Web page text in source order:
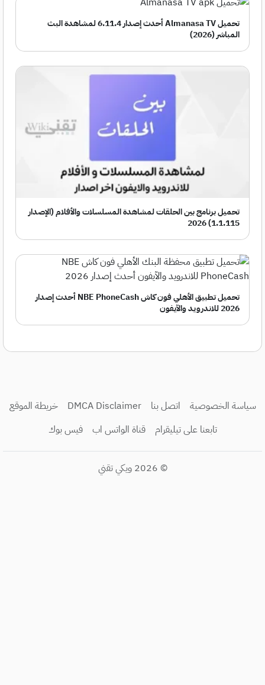
تحميل Almanasa TV أحدث إصدار 6.11.4 لمشاهدة البث
المباشر (2026)
تحميل برنامج بين الحلقات لمشاهدة المسلسلات والأفلام (الإصدار
1.1.115) 2026
تحميل تطبيق الأهلي فون كاش NBE PhoneCash أحدث إصدار
2026 للاندرويد والآيفون
سياسة الخصوصية اتصل بنا DMCA Disclaimer
خريطة الموقع
تابعنا على تيليقرام
قناة الواتس اب فيس بوك
© 2026 ويكي تقني